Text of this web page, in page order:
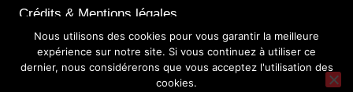
Crédits & Mentions légales
Nous utilisons des cookies pour vous garantir la meilleure
expérience sur notre site. Si vous continuez à utiliser ce
dernier, nous considérerons que vous acceptez l'utilisation des
cookies.